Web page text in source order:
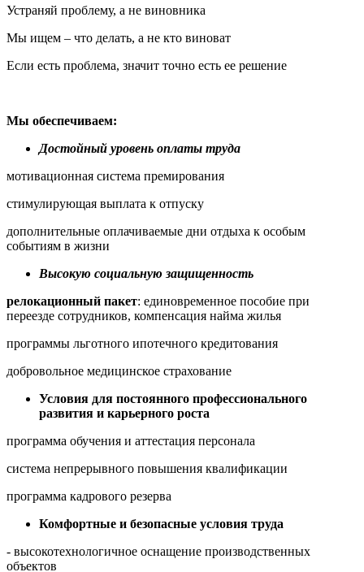
Устраняй проблему, а не виновника
Мы ищем – что делать, а не кто виноват
Если есть проблема, значит точно есть ее решение
Мы обеспечиваем:
Достойный уровень оплаты труда
мотивационная система премирования
стимулирующая выплата к отпуску
дополнительные оплачиваемые дни отдыха к особым
событиям в жизни
Высокую социальную защищенность
релокационный пакет: единовременное пособие при
переезде сотрудников, компенсация найма жилья
программы льготного ипотечного кредитования
добровольное медицинское страхование
Условия для постоянного профессионального
развития и карьерного роста
программа обучения и аттестация персонала
система непрерывного повышения квалификации
программа кадрового резерва
Комфортные и безопасные условия труда
- высокотехнологичное оснащение производственных
объектов